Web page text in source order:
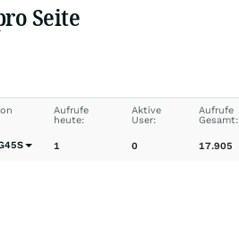
Seite
Aufrufe
heute:
1
Aktive
User:
0
Aufrufe
Gesamt:
17.905